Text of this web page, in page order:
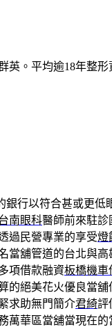
。平均逾18年整
銀行以符合甚或更低
南眼科醫師前來駐診
過民營專業的享受燈
當舖管道的台北與
項借款融資板橋機車
的絕美花火優良當
求助無門簡介君綺評
萬華區當舖當現在的